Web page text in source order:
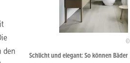
Schlicht und elegant: So können Bäder
den